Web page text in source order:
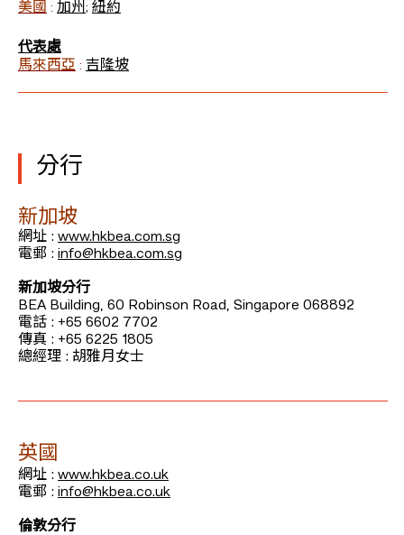
美國 : 加州 ; 紐約
代表處
馬來西亞 : 吉隆坡
分行
新加坡
網址 : www.hkbea.com.sg
電郵 : info@hkbea.com.sg
新加坡分行
BEA Building, 60 Robinson Road, Singapore 068892
電話 : +65 6602 7702
傳真 : +65 6225 1805
總經理 : 胡雅月女士
英國
網址 : www.hkbea.co.uk
電郵 : info@hkbea.co.uk
倫敦分行